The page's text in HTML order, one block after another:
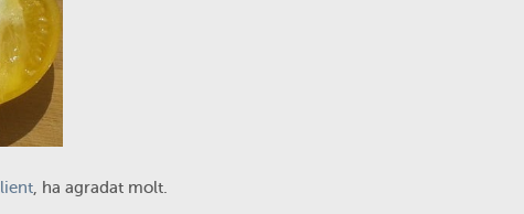
, ha agradat molt.